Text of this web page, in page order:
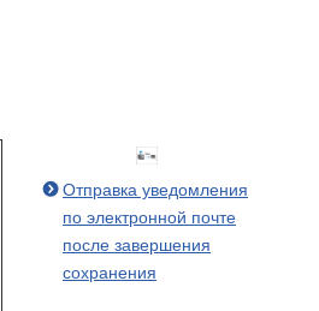
Отправка уведомления
по электронной почте
после завершения
сохранения